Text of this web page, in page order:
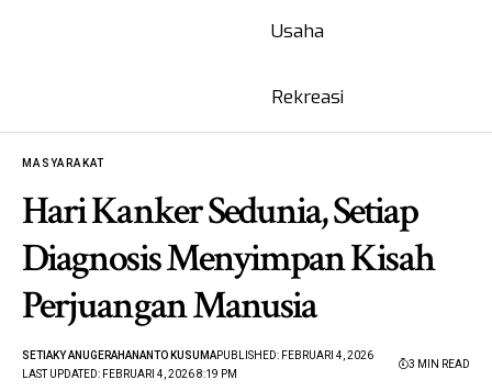
Usaha
Rekreasi
MASYARAKAT
Hari Kanker Sedunia, Setiap
Diagnosis Menyimpan Kisah
Perjuangan Manusia
LAST UPDATED: FEBRUARI 4, 2026 8:19 PM
SETIAKY ANUGERAHANANTO KUSUMAPUBLISHED: FEBRUARI 4, 2026
3 MIN READ